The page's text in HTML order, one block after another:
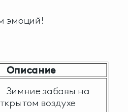
эмоций!
Описание
Зимние забавы на
воздухе